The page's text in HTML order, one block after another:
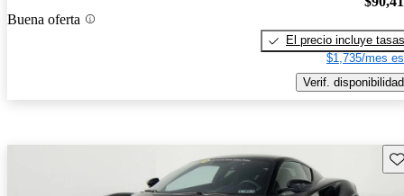
Buena oferta
El precio incluye tasas
$1,735/mes
Verif. disponibilidad